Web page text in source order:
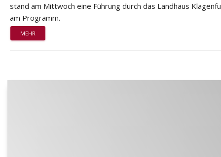
stand am Mittwoch eine Führung durch das Landhaus
am Programm.
MEHR